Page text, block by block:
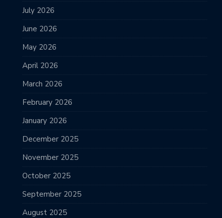
July 2026
June 2026
May 2026
April 2026
March 2026
February 2026
January 2026
December 2025
November 2025
October 2025
September 2025
August 2025